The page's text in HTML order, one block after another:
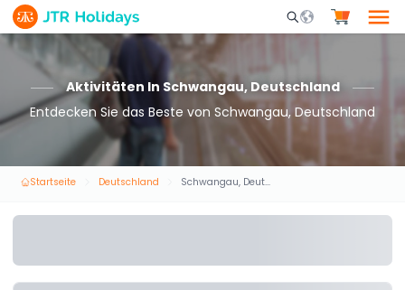
Mobile Search
Aktivitäten In Schwangau, Deutschland
Entdecken Sie das Beste von Schwangau, Deutschland
Startseite Deutschland Schwangau, Deutschland